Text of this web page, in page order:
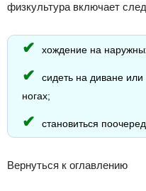
физкультура включает
хождение на
сидеть на диване
ногах;
становиться
Вернуться к оглавлению